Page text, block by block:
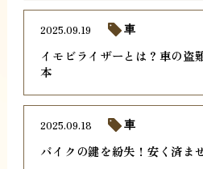
イモビライザーとは？車の盗
本
2025.09.19 車
バイクの鍵を紛失！安く済ま
2025.09.18 車